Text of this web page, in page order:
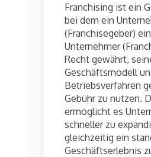
Franchising ist ein
bei dem ein
(Franchisegeber)
Unternehmer
Recht gewährt,
Geschäftsmodell
Betriebsverfahren
Gebühr zu nutzen.
ermöglicht es
schneller zu
gleichzeitig ein
Geschäftserlebnis